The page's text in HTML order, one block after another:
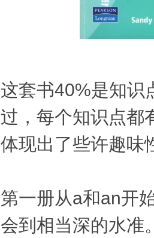
这套书40%是知识
过，每个知识点都
体现出了些许趣味
第一册从a和an开
会到相当深的水准